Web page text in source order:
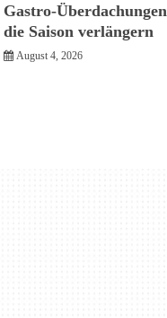
Gastro-Überdachungen
die Saison verlängern
August 4, 2026